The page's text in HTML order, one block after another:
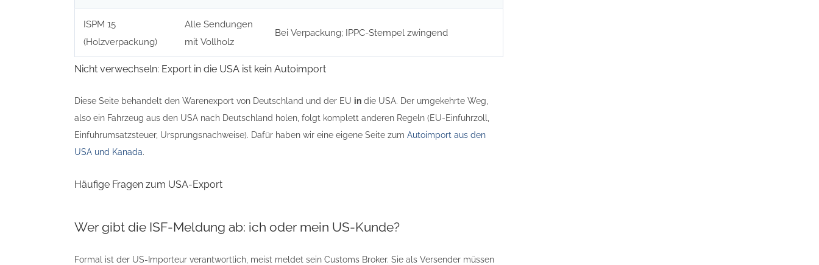
ISPM 15
(Holzverpackung)
Alle Sendungen
mit Vollholz
Bei Verpackung; IPPC-Stempel zwingend
Nicht verwechseln: Export in die USA ist kein Autoimport
Diese Seite behandelt den Warenexport von Deutschland und der EU in die USA. Der umgekehrte Weg,
also ein Fahrzeug aus den USA nach Deutschland holen, folgt komplett anderen Regeln (EU-Einfuhrzoll,
Einfuhrumsatzsteuer, Ursprungsnachweise). Dafür haben wir eine eigene Seite zum Autoimport aus den
USA und Kanada.
Häufige Fragen zum USA-Export
Wer gibt die ISF-Meldung ab: ich oder mein US-Kunde?
Formal ist der US-Importeur verantwortlich, meist meldet sein Customs Broker. Sie als Versender müssen